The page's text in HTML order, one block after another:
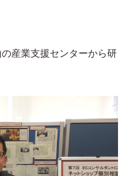
産業支援センターから研